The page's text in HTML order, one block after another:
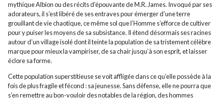
mythique Albion ou des récits d’épouvante de M.R. James. Invoqué par ses
adorateurs, il s’est libéré de ses entraves pour émerger d’une terre
grouillant de vie chaotique, ce même sol que l’Homme s’efforce de cultiver
pour y puiser les moyens de sa subsistance. Il étend désormais ses racines
autour d’un village isolé dont il teinte la population de sa tristement célèbre
marque pour mieux la vampiriser, de sa chair jusqu’à son esprit, et laisser
éclore sa forme.
Cette population superstitieuse se voit affligée dans ce qu’elle possède à la
fois de plus fragile et fécond : sa jeunesse. Sans défense, elle ne pourra que
s’en remettre au bon-vouloir des notables de la région, des hommes